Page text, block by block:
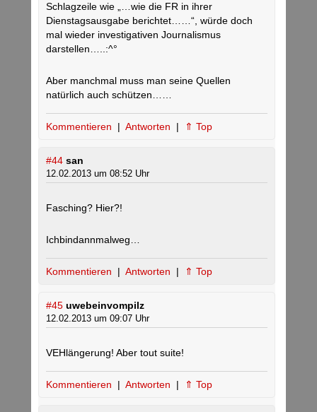
Schlagzeile wie „…wie die FR in ihrer
Dienstagsausgabe berichtet……“, würde doch
mal wieder investigativen Journalismus
darstellen…..:^°
Aber manchmal muss man seine Quellen
natürlich auch schützen……
Kommentieren | Antworten | ⇑ Top
#44 san
12.02.2013 um 08:52 Uhr
Fasching? Hier?!
Ichbindannmalweg…
Kommentieren | Antworten | ⇑ Top
#45 uwebeinvompilz
12.02.2013 um 09:07 Uhr
VEHlängerung! Aber tout suite!
Kommentieren | Antworten | ⇑ Top